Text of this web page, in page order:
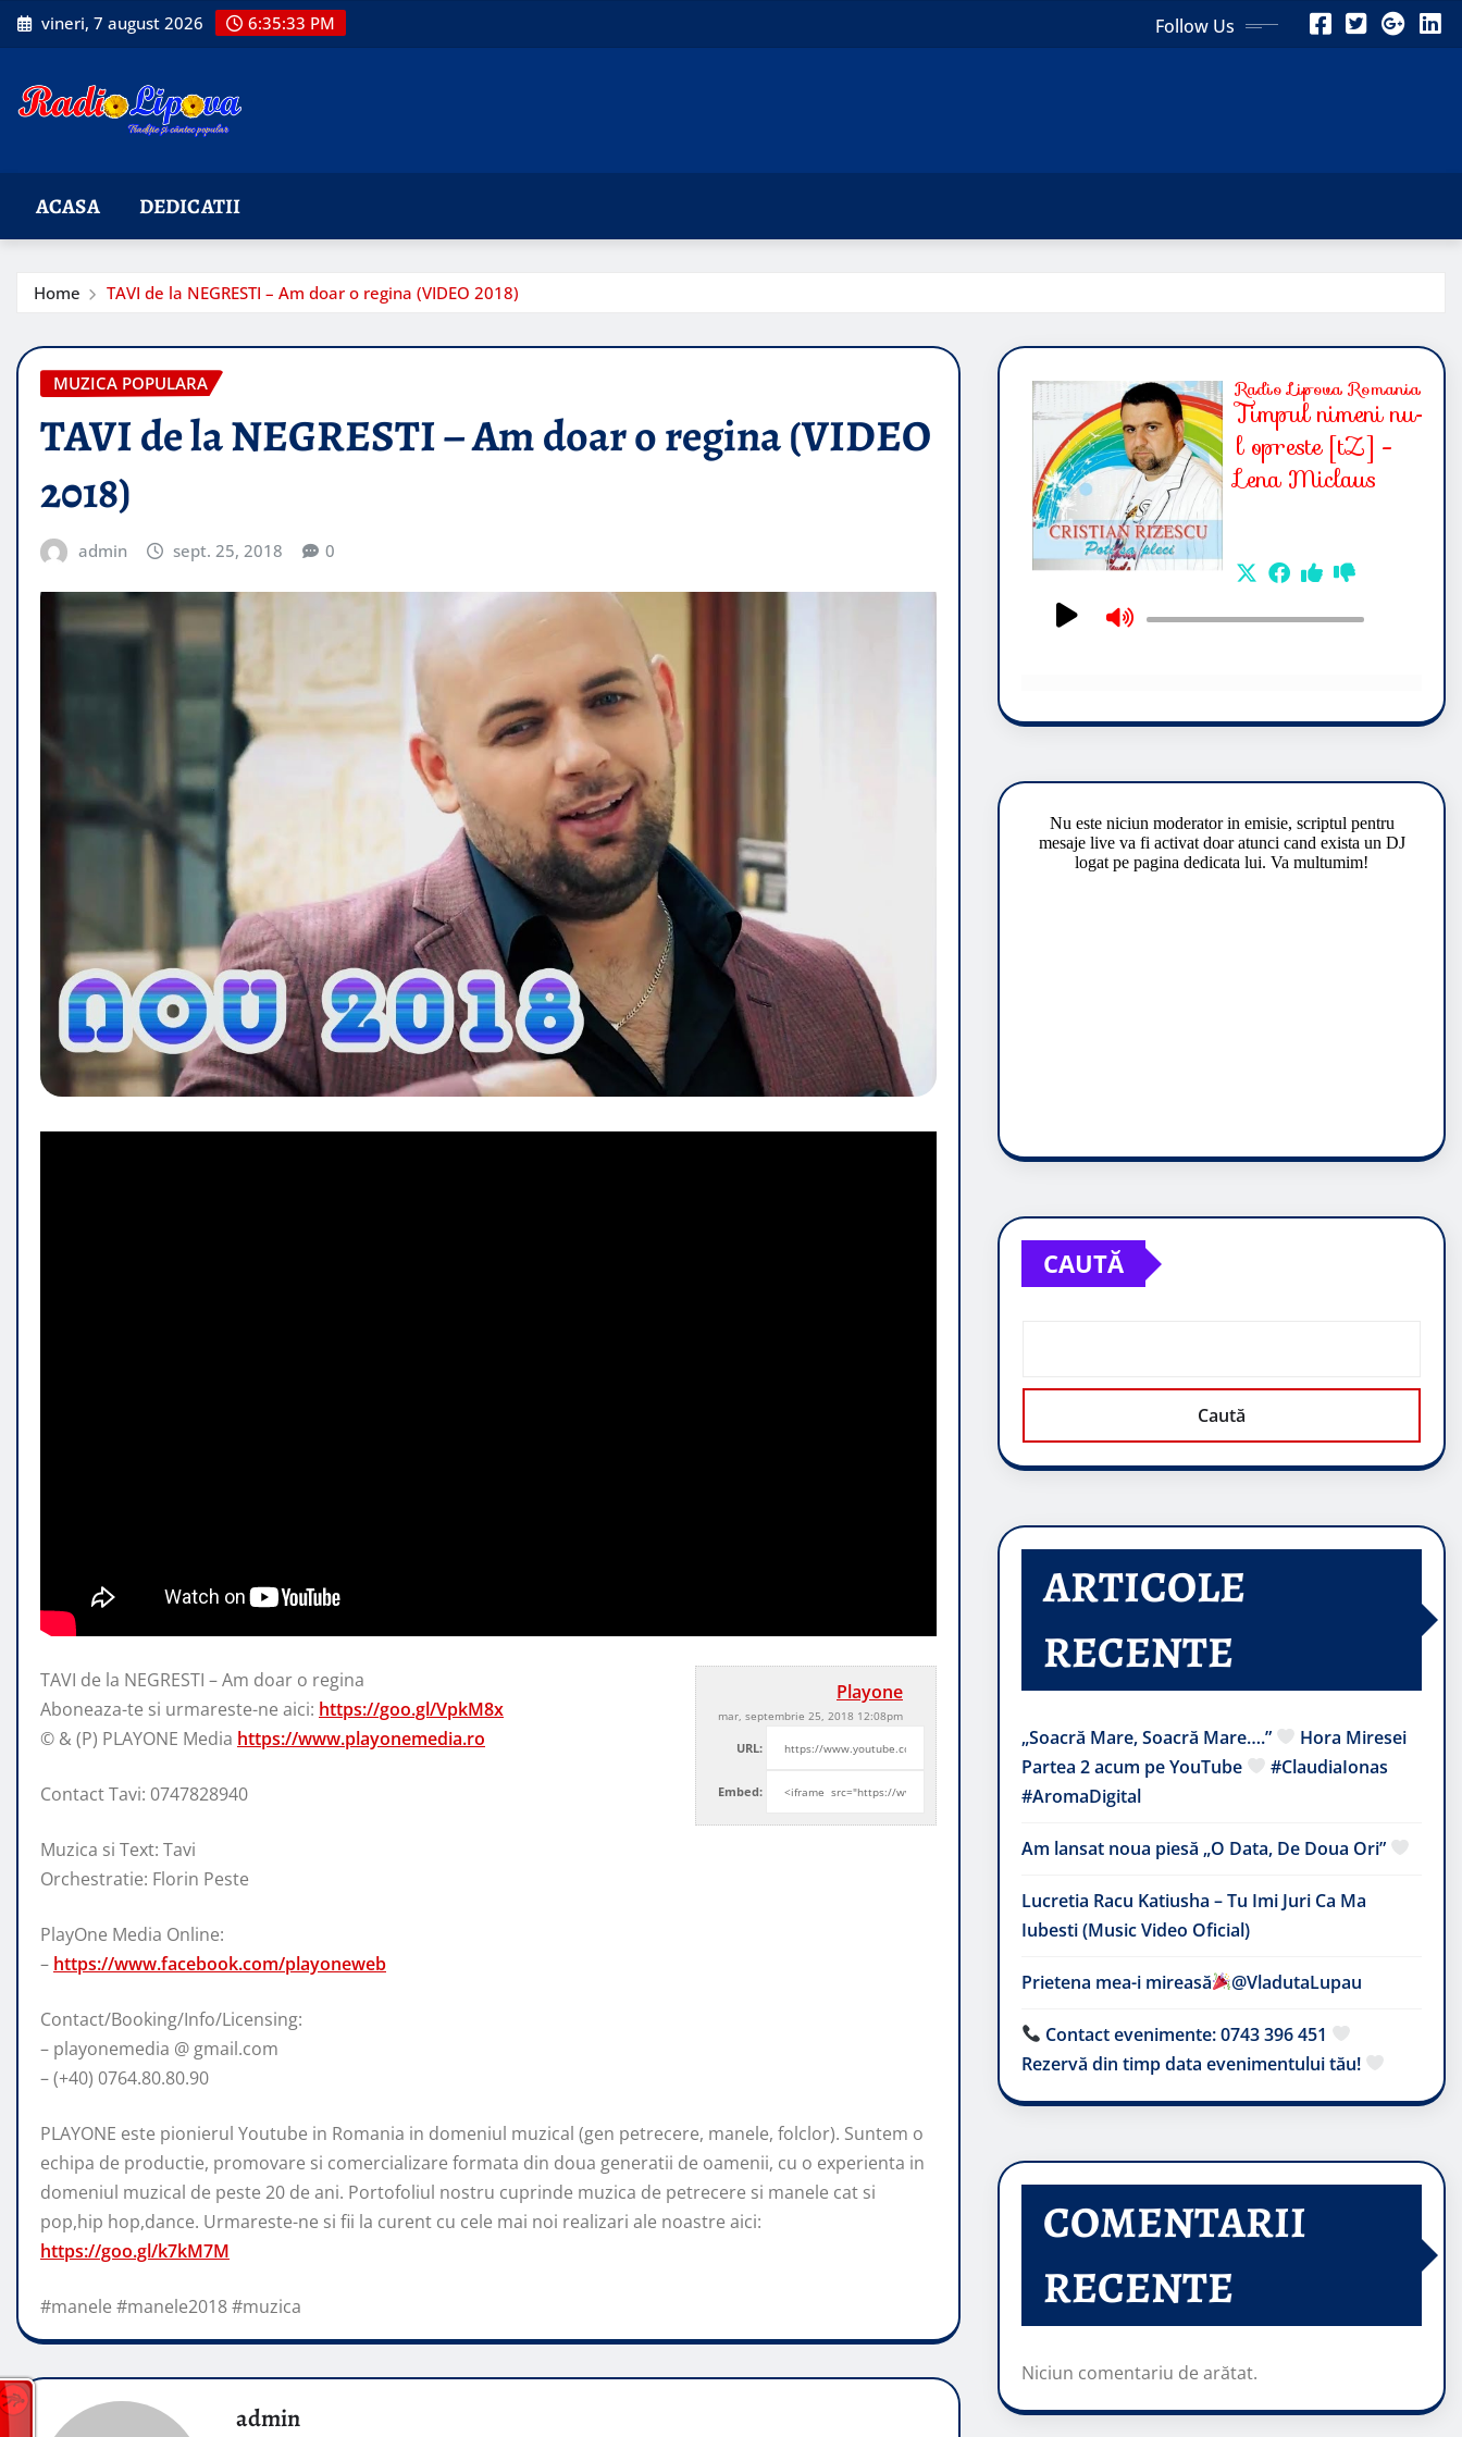
Skip
to
vineri, 7 august 2026 6:35:34 PM Follow Us
ACASA DEDICATII
Home TAVI de la NEGRESTI – Am doar o regina (VIDEO 2018)
MUZICA POPULARA
TAVI de la NEGRESTI – Am doar o regina (VIDEO
2018)
admin sept. 25, 2018 0
Playone
mar, septembrie 25, 2018 12:08pm
URL:
Embed:
TAVI de la NEGRESTI – Am doar o regina
Aboneaza-te si urmareste-ne aici: https://goo.gl/VpkM8x
© & (P) PLAYONE Media https://www.playonemedia.ro
Contact Tavi: 0747828940
Muzica si Text: Tavi
Orchestratie: Florin Peste
PlayOne Media Online:
– https://www.facebook.com/playoneweb
Contact/Booking/Info/Licensing:
– playonemedia @ gmail.com
– (+40) 0764.80.80.90
PLAYONE este pionierul Youtube in Romania in domeniul muzical (gen petrecere, manele, folclor). Suntem o
echipa de productie, promovare si comercializare formata din doua generatii de oamenii, cu o experienta in
domeniul muzical de peste 20 de ani. Portofoliul nostru cuprinde muzica de petrecere si manele cat si
pop,hip hop,dance. Urmareste-ne si fii la curent cu cele mai noi realizari ale noastre aici:
https://goo.gl/k7kM7M
#manele #manele2018 #muzica
admin
CAUTĂ
Caută
ARTICOLE
RECENTE
„Soacră Mare, Soacră Mare….”
Hora Miresei
Partea 2 acum pe YouTube
#ClaudiaIonas
#AromaDigital
Am lansat noua piesă „O Data, De Doua Ori”
Lucretia Racu Katiusha – Tu Imi Juri Ca Ma
Iubesti (Music Video Oficial)
Prietena mea-i mireasă​ @VladutaLupau
Contact evenimente: 0743 396 451
Rezervă din timp data evenimentului tău!
COMENTARII
RECENTE
Niciun comentariu de arătat.